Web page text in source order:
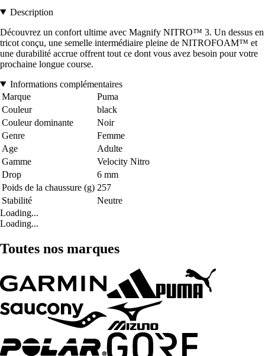
Description
Découvrez un confort ultime avec Magnify NITRO™ 3. Un dessus en
tricot conçu, une semelle intermédiaire pleine de NITROFOAM™ et
une durabilité accrue offrent tout ce dont vous avez besoin pour votre
prochaine longue course.
Informations complémentaires
Marque
Puma
Couleur
black
Couleur dominante
Noir
Genre
Femme
Age
Adulte
Gamme
Velocity Nitro
Drop
6 mm
Poids de la chaussure (g) 257
Stabilité
Neutre
Loading...
Loading...
Toutes nos marques